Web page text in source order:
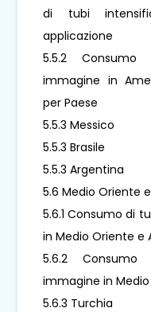
di tubi
applicazione
5.5.2
immagine in
per Paese
5.5.3 Messico
5.5.3 Brasile
5.5.3 Argentina
5.6 Medio Oriente
5.6.1 Consumo di
in Medio Oriente e
5.6.2
immagine in
5.6.3 Turchia